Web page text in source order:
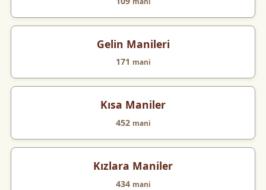
Gelin Manileri
171 mani
Kısa Maniler
452 mani
Kızlara Maniler
434 mani